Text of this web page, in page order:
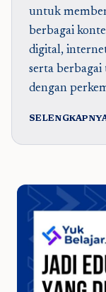
untuk
berbagai
digital,
serta
dengan